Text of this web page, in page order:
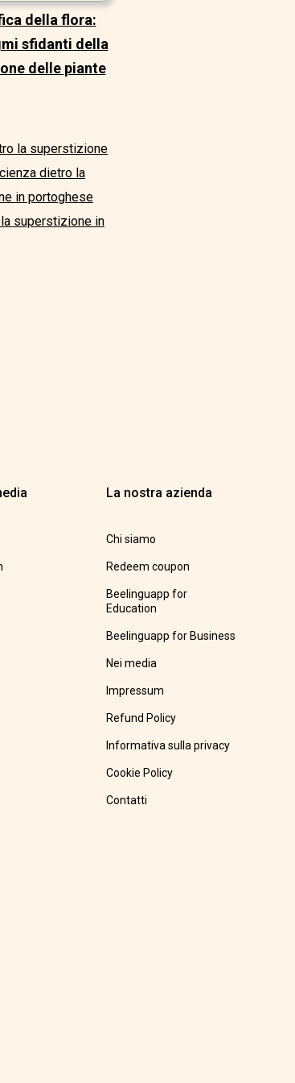
della flora:
sfidanti della
delle piante
la superstizione
dietro la
in portoghese
superstizione in
La nostra azienda
Chi siamo
Redeem coupon
Beelinguapp for
Education
Beelinguapp for Business
Nei media
Impressum
Refund Policy
Informativa sulla privacy
Cookie Policy
Contatti